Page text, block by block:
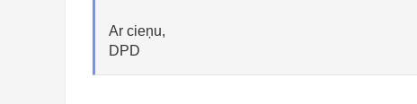
Ar cieņu,
DPD